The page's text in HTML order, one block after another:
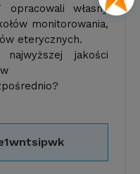
własny
monitorowania,
eterycznych.
jakości